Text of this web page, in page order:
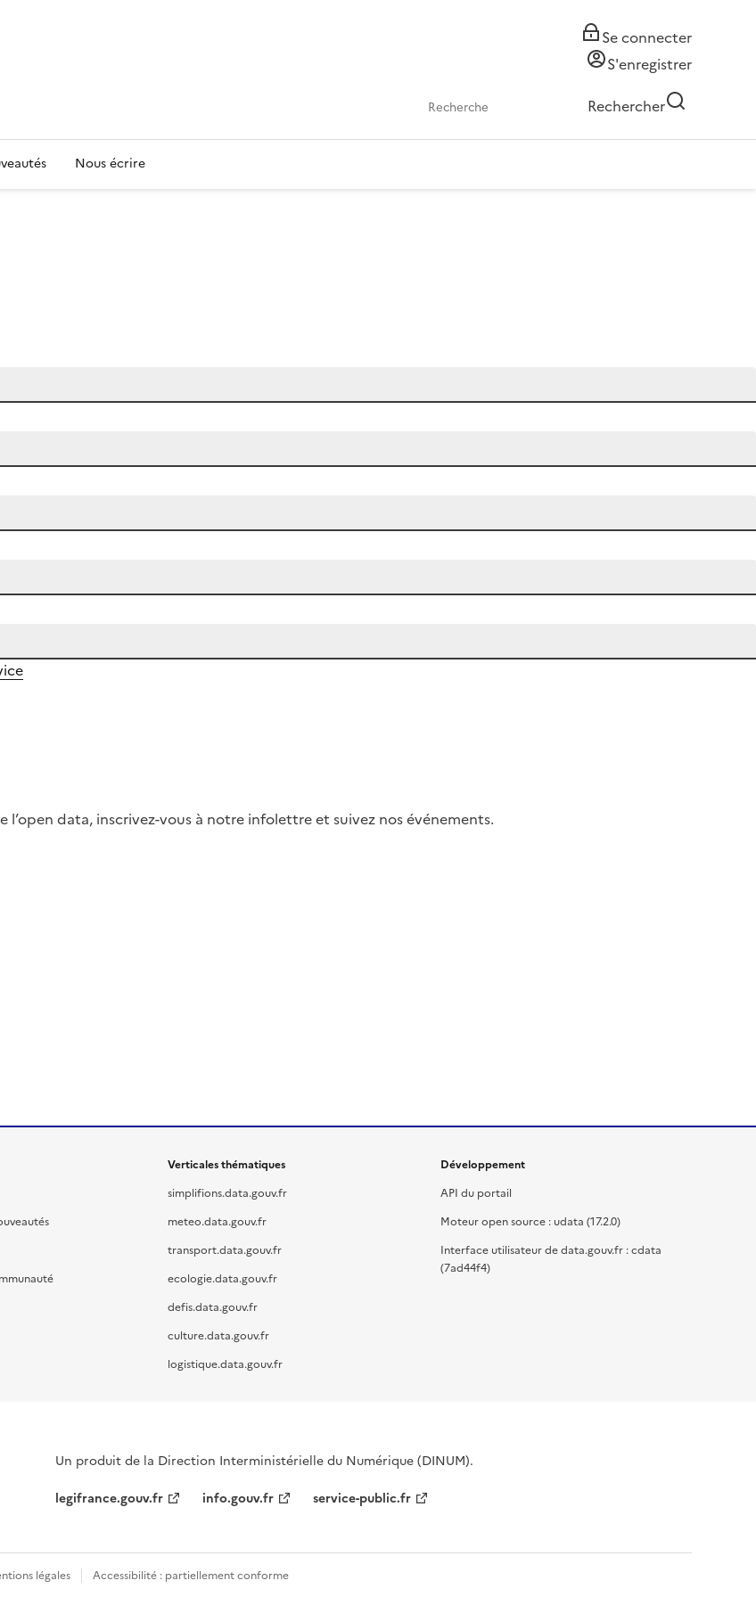
Se connecter
S'enregistrer
Rechercher
Nous écrire
data, inscrivez-vous à notre infolettre et suivez nos événements.
Verticales thématiques
simplifions.data.gouv.fr
meteo.data.gouv.fr
transport.data.gouv.fr
ecologie.data.gouv.fr
defis.data.gouv.fr
culture.data.gouv.fr
logistique.data.gouv.fr
Développement
API du portail
Moteur open source : udata (17.2.0)
Interface utilisateur de data.gouv.fr : cdata
(7ad44f4)
Un produit de la Direction Interministérielle du Numérique (DINUM).
legifrance.gouv.fr
info.gouv.fr service-public.fr
légales Accessibilité : partiellement conforme